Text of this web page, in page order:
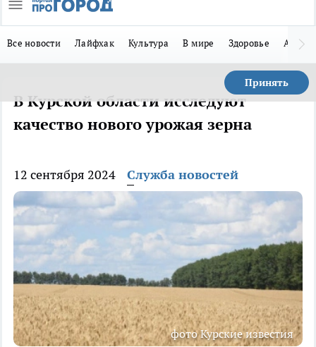
Все новости Лайфхак Культура В мире Здоровье Авто
Принять
В Курской области исследуют
качество нового урожая зерна
12 сентября 2024 Служба новостей
фото Курские известия